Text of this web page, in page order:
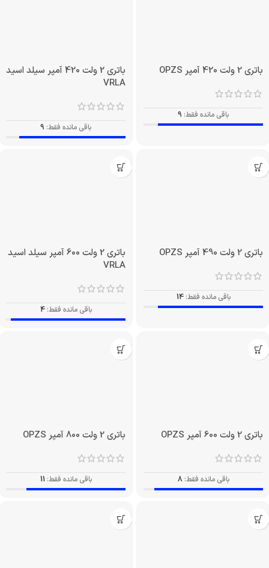
باتری 2 ولت 420 آمپر OPZS
باقی مانده فقط: 9
باتری 2 ولت 420 آمپر سیلد اسید
VRLA
باقی مانده فقط: 9
باتری 2 ولت 490 آمپر OPZS
باقی مانده فقط: 14
باتری 2 ولت 600 آمپر سیلد اسید
VRLA
باقی مانده فقط: 4
باتری 2 ولت 600 آمپر OPZS
باقی مانده فقط: 8
باتری 2 ولت 800 آمپر OPZS
باقی مانده فقط: 11